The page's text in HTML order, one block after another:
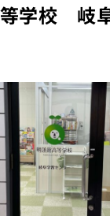
学校 岐